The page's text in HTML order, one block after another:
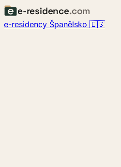
e-residence.com
e-residency Španělsko 🇪🇸